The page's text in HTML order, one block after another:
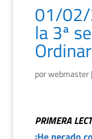
01/02/
la 3ª
porwebmaster|
PRIMERA